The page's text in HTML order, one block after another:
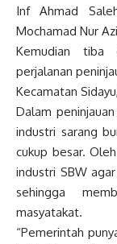
Inf Ahmad
Mochamad Nur
Kemudian tiba
perjalanan
Kecamatan
Dalam
industri sarang
cukup besar.
industri SBW
sehingga
masyatakat.
“Pemerintah